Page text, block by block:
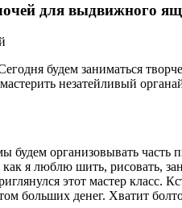
для выдвижного
будем заниматься
незатейливый
будем организовывать часть
как я люблю шить, рисовать,
этот мастер класс.
больших денег. Хватит